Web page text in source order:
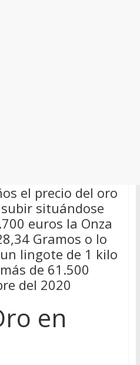
el precio del oro
situándose
euros la Onza
Gramos o lo
lingote de 1 kilo
de 61.500
del 2020
en